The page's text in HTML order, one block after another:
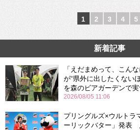
1 2 3 4 5
新着記事
「えだまめって、こん
が“県外に出したくない
を森のビアガーデンで実
2026/08/05 11:06
プリングルズ×ウルトラ
ーリックバター」発表